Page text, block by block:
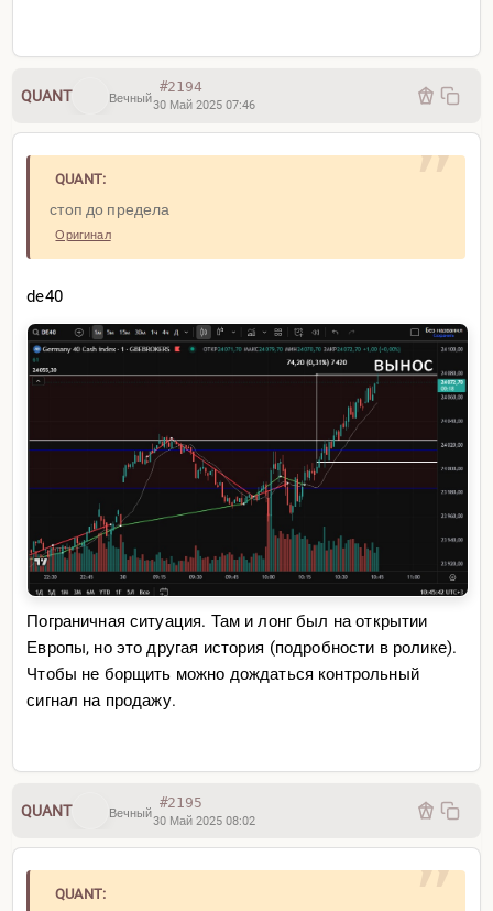
QUANT Вечный
#2194
30 Май 2025 07:46
QUANT:
стоп до предела
Оригинал
de40
Пограничная ситуация. Там и лонг был на открытии
Европы, но это другая история (подробности в ролике).
Чтобы не борщить можно дождаться контрольный
сигнал на продажу.
QUANT Вечный
#2195
30 Май 2025 08:02
QUANT: